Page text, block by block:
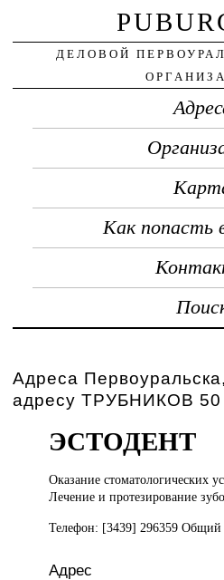
ДЕЛОВОЙ
Как попасть
Адреса
адресу ТРУБНИКОВ 50
ЭСТОДЕНТ
Оказание стоматологических
Лечение и протезирование
Телефон: [3439] 296359 Общий
Адрес